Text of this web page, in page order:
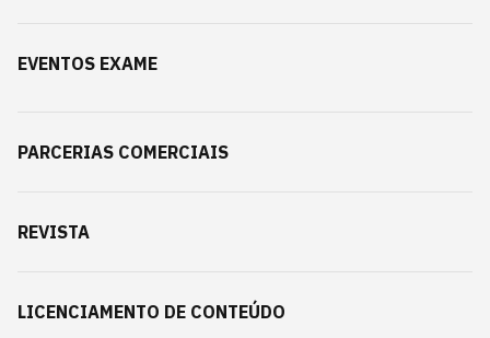
EVENTOS EXAME
PARCERIAS COMERCIAIS
REVISTA
LICENCIAMENTO DE CONTEÚDO